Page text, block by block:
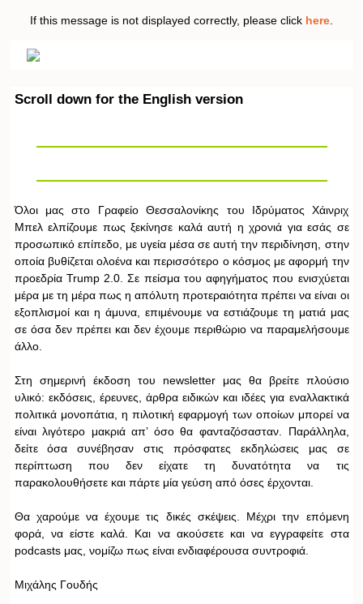
If this message is not displayed correctly, please click here
Scroll down for the English version
Όλοι μας στο Γραφείο Θεσσαλονίκης του Ιδρύματος Χάινριχ
Μπελ ελπίζουμε πως ξεκίνησε καλά αυτή η χρονιά για εσάς σε
προσωπικό επίπεδο, με υγεία μέσα σε αυτή την περιδίνηση, στην
οποία βυθίζεται ολοένα και περισσότερο ο κόσμος με αφορμή την
προεδρία Trump 2.0. Σε πείσμα του αφηγήματος που ενισχύεται
μέρα με τη μέρα πως η απόλυτη προτεραιότητα πρέπει να είναι οι
εξοπλισμοί και η άμυνα, επιμένουμε να εστιάζουμε τη ματιά μας
σε όσα δεν πρέπει και δεν έχουμε περιθώριο να παραμελήσουμε
άλλο.
Στη σημερινή έκδοση του newsletter μας θα βρείτε πλούσιο
υλικό: εκδόσεις, έρευνες, άρθρα ειδικών και ιδέες για εναλλακτικά
πολιτικά μονοπάτια, η πιλοτική εφαρμογή των οποίων μπορεί να
είναι λιγότερο μακριά απ’ όσο θα φανταζόσασταν. Παράλληλα,
δείτε όσα συνέβησαν στις πρόσφατες εκδηλώσεις μας σε
περίπτωση που δεν είχατε τη δυνατότητα να τις
παρακολουθήσετε και πάρτε μία γεύση από όσες έρχονται.
Θα χαρούμε να έχουμε τις δικές σκέψεις. Μέχρι την επόμενη
φορά, να είστε καλά. Και να ακούσετε και να εγγραφείτε στα
podcasts μας, νομίζω πως είναι ενδιαφέρουσα συντροφιά.
Μιχάλης Γουδής